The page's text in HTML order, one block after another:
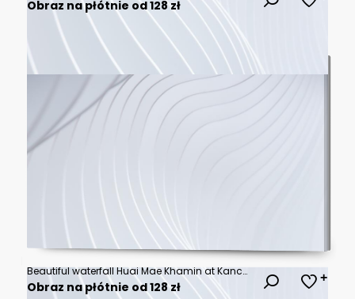
Obraz na płótnie od 128 zł
Beautiful waterfall Huai Mae Khamin at Kanchanaburi Province in west Thailand.
Obraz na płótnie od 128 zł